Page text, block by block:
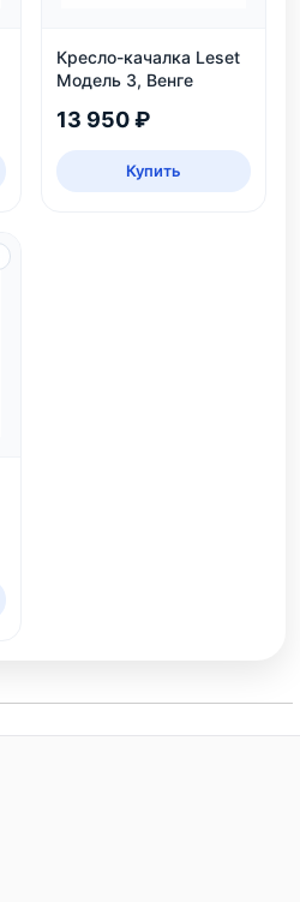
Кресло-качалка Leset
Модель 3, Венге
13 950 ₽
Купить